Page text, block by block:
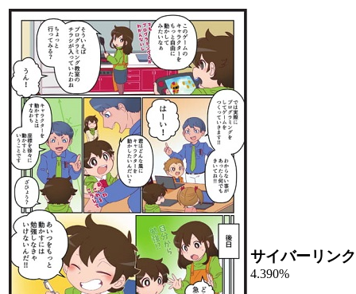
サイバーリンク
4.390%